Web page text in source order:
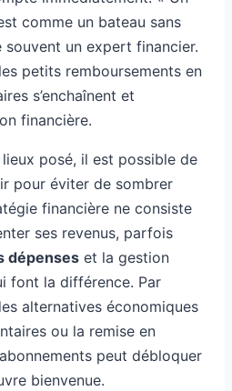
comme un bateau sans
un expert financier.
petits remboursements en
s’enchaînent et
financière.
posé, il est possible de
pour éviter de sombrer
financière ne consiste
ses revenus, parfois
dépenses et la gestion
font la différence. Par
alternatives économiques
ou la remise en
peut débloquer
bienvenue.